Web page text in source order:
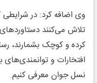
وی اضافه کرد: در شرایطی
تلاش می‌کنند
کرده و کوچک بشمارند،
افتخارات و توانمندی‌های
نسل جوان معرفی کنیم.